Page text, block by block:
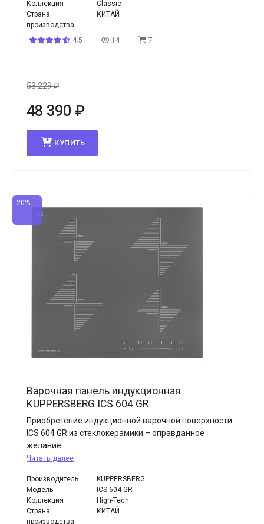
Коллекция
Classic
Страна
производства
КИТАЙ
4.5 14 7
53 229₽
48 390 ₽
КУПИТЬ
-20%
Варочная панель индукционная
KUPPERSBERG ICS 604 GR
Приобретение индукционной варочной поверхности
ICS 604 GR из стеклокерамики – оправданное
желание
Читать далее
Производитель
KUPPERSBERG
Модель
ICS 604 GR
Коллекция
High-Tech
Страна
производства
КИТАЙ